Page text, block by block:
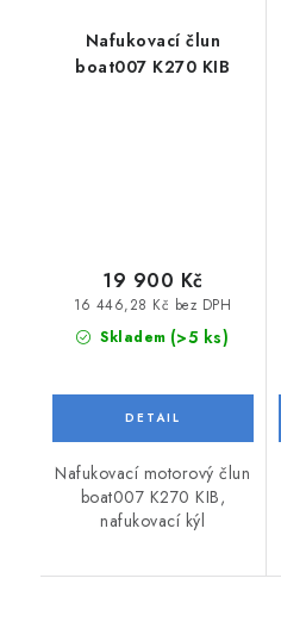
Nafukovací člun
boat007 K270 KIB
Skladem (>5 ks)
16 446,28 Kč bez DPH
19 900 Kč
Nafukovací motorový člun
boat007 K270 KIB,
nafukovací kýl